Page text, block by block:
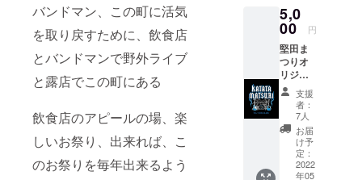
バンドマン、この町に活気
を取り戻すために、飲食店
とバンドマンで野外ライブ
と露店でこの町にある
飲食店のアピールの場、楽
しいお祭り、出来れば、こ
のお祭りを毎年出来るよう
5,0
00 円
堅田ま
つりオ
リジナ
ルＴ
シャツ
支援
者：
7人
お届
け予
定：
2022
年05